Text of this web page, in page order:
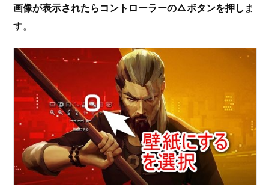
画像が表示されたらコントローラーの△ボタンを押し ま
す。